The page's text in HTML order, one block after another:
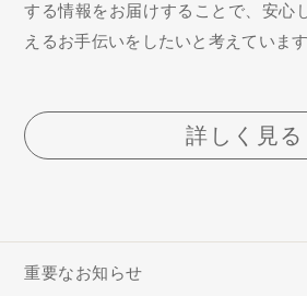
する情報をお届けすることで、安心
えるお手伝いをしたいと考えています
詳しく見る
重要なお知らせ